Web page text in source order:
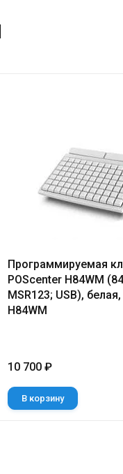
Программируемая
POScenter H84WM
MSR123; USB), белая,
H84WM
10 700 ₽
В корзину